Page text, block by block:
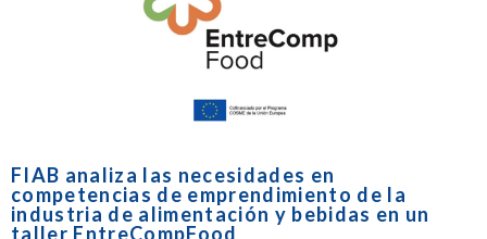
FIAB analiza las necesidades en
competencias de emprendimiento de la
industria de alimentación y bebidas en un
taller EntreCompFood